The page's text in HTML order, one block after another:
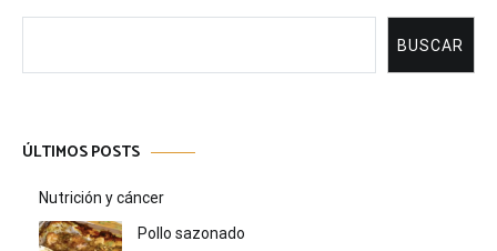
BUSCAR
ÚLTIMOS POSTS
Nutrición y cáncer
Pollo sazonado